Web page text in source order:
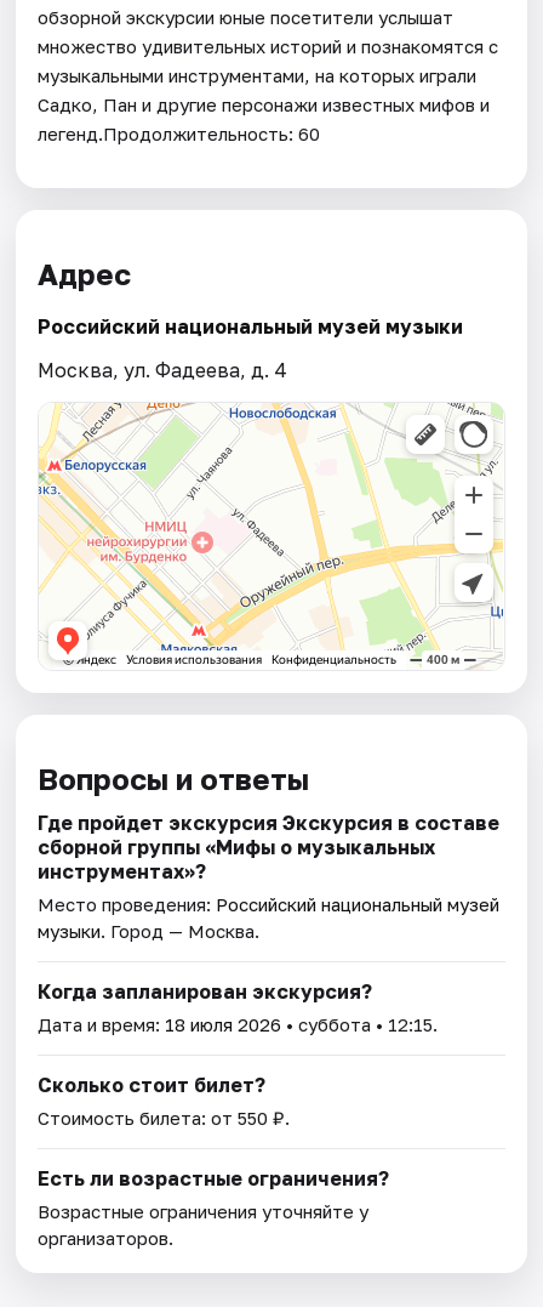
обзорной экскурсии юные посетители услышат
множество удивительных историй и познакомятся с
музыкальными инструментами, на которых играли
Садко, Пан и другие персонажи известных мифов и
легенд.Продолжительность: 60
Адрес
Российский национальный музей музыки
Москва, ул. Фадеева, д. 4
Вопросы и ответы
Где пройдет экскурсия Экскурсия в составе
сборной группы «Мифы о музыкальных
инструментах»?
Место проведения: Российский национальный музей
музыки. Город — Москва.
Когда запланирован экскурсия?
Дата и время: 18 июля 2026 • суббота • 12:15.
Сколько стоит билет?
Стоимость билета: от 550 ₽.
Есть ли возрастные ограничения?
Возрастные ограничения уточняйте у
организаторов.